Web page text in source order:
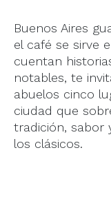
Buenos Aires
el café se sirve
cuentan
notables, te
abuelos cinco
ciudad que
tradición, sabor
los clásicos.